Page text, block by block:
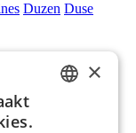
Duzen Duse
×